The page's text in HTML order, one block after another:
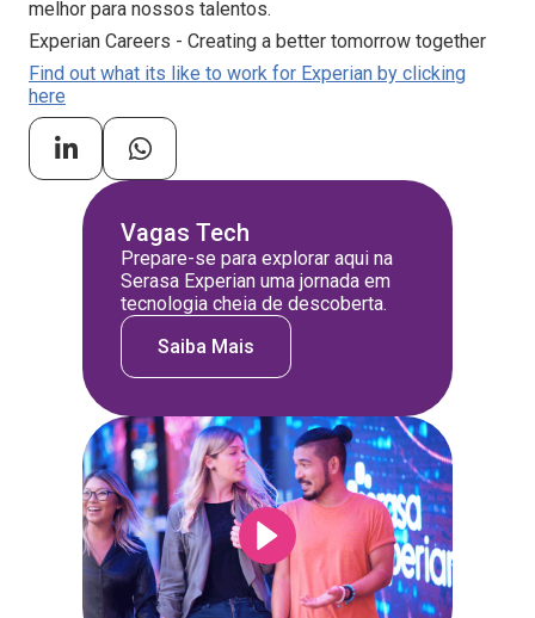
melhor para nossos talentos.
Experian Careers - Creating a better tomorrow together
Find out what its like to work for Experian by clicking
here
Vagas Tech
Prepare-se para explorar aqui na
Serasa Experian uma jornada em
tecnologia cheia de descoberta.
Saiba Mais